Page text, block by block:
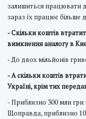
залишиться працювати
зараз їх працює більше
- Скільки коштів
вимкнення аналогу в
- До двох мільйонів
- А скільки коштів
Україні, крім тих
- Приблизно 300 млн грн
Щоправда, приблизно